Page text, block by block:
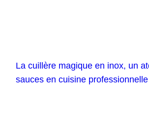
La cuillère magique en inox, un
sauces en cuisine professionnelle